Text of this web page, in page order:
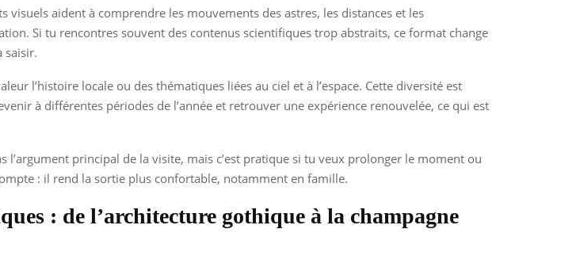
aident à comprendre les mouvements des astres, les distances et les
Si tu rencontres souvent des contenus scientifiques trop abstraits, ce format change
saisir.
l’histoire locale ou des thématiques liées au ciel et à l’espace. Cette diversité est
à différentes périodes de l’année et retrouver une expérience renouvelée, ce qui est
l’argument principal de la visite, mais c’est pratique si tu veux prolonger le moment ou
: il rend la sortie plus confortable, notamment en famille.
: de l’architecture gothique à la champagne